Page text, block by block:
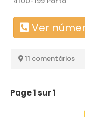
Ver
11 comentários
Page 1 sur 1